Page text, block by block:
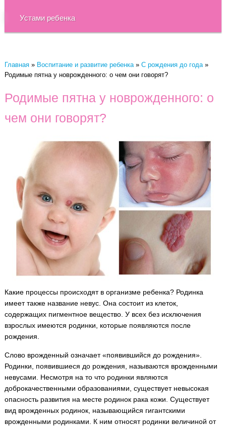
Устами ребенка
Главная» Воспитание и развитие ребенка» C рождения до года»
Родимые пятна у новрожденного: о чем они говорят?
Родимые пятна у новрожденного: о
чем они говорят?
Какие процессы происходят в организме ребенка? Родинка
имеет также название невус. Она состоит из клеток,
содержащих пигментное вещество. У всех без исключения
взрослых имеются родинки, которые появляются после
рождения.
Слово врожденный означает «появившийся до рождения».
Родинки, появившиеся до рождения, называются врожденными
невусами. Несмотря на то что родинки являются
доброкачественными образованиями, существует невысокая
опасность развития на месте родинок рака кожи. Существует
вид врожденных родинок, называющийся гигантскими
врожденными родинками. К ним относят родинки величиной от